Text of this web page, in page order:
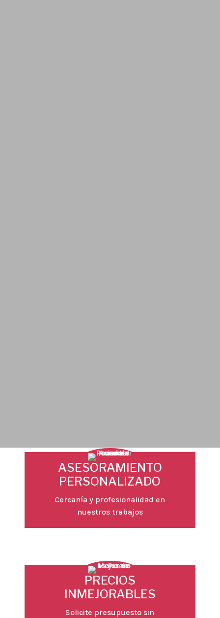
ASESORAMIENTO
PERSONALIZADO
Cercanía y profesionalidad en
nuestros trabajos
PRECIOS
INMEJORABLES
Solicite presupuesto sin